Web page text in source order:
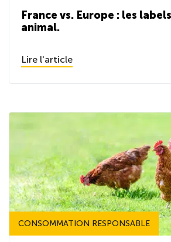
France vs. Europe : les
animal.
Lire l'article
CONSOMMATION RESPONSABLE